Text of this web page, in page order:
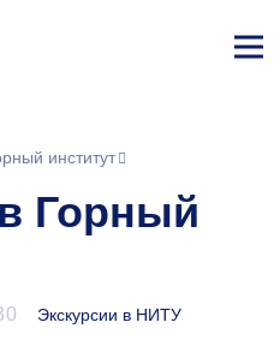
институт
Горный
Экскурсии в НИТУ